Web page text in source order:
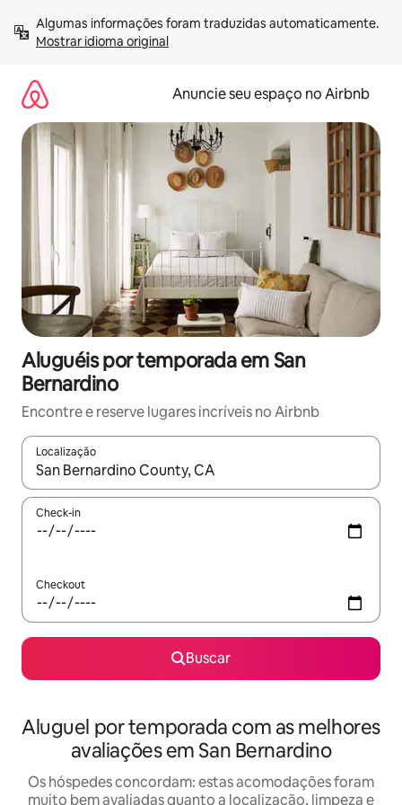
para
Mostrar idioma original
Anuncie seu espaço no Airbnb
Aluguéis por temporada em San
Bernardino
Encontre e reserve lugares incríveis no Airbnb
Localização
Quando os resultados estiverem disponíveis, explore-os
Check-in
Checkout
Buscar
Aluguel por temporada com as melhores
avaliações em San Bernardino
Os hóspedes concordam: estas acomodações foram
muito bem avaliadas quanto a localização, limpeza e